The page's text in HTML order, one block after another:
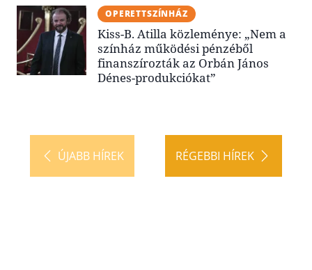
OPERETTSZÍNHÁZ
Kiss-B. Atilla közleménye: „Nem a
színház működési pénzéből
finanszírozták az Orbán János
Dénes-produkciókat”
ÚJABB HÍREK RÉGEBBI HÍREK